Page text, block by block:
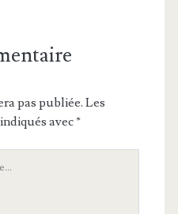
pas publiée. Les
avec*